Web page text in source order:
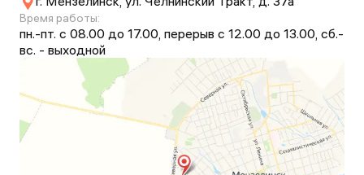
Время работы:
пн.-пт. с 08.00 до 17.00, перерыв с 12.00 до 13.00, сб.-
вс. - выходной